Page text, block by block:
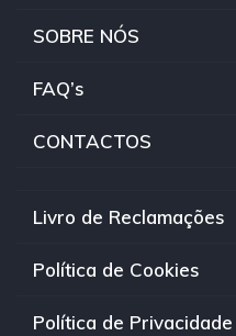
SOBRE NÓS
FAQ’s
CONTACTOS
Livro de Reclamações
Política de Cookies
Política de Privacidade